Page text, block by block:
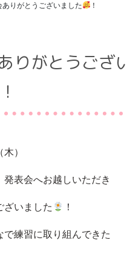
ありがとうございました ！
りがとうござ
！
）
発表会へお越しいただき
ざいました ！
で練習に取り組んできた